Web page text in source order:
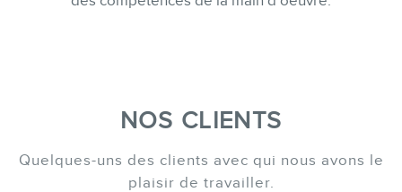
NOS CLIENTS
Quelques-uns des clients avec qui nous avons le
plaisir de travailler.